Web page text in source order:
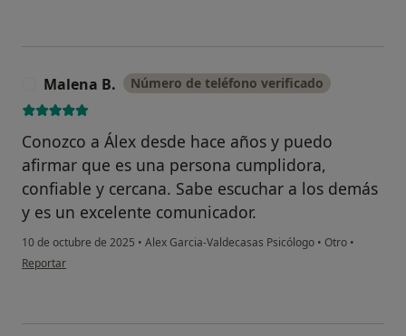
Malena B. Número de teléfono verificado
Conozco a Álex desde hace años y puedo
afirmar que es una persona cumplidora,
confiable y cercana. Sabe escuchar a los demás
y es un excelente comunicador.
10 de octubre de 2025 • Alex Garcia-Valdecasas Psicólogo • Otro •
en opinión del usuario Malena B.
Reportar